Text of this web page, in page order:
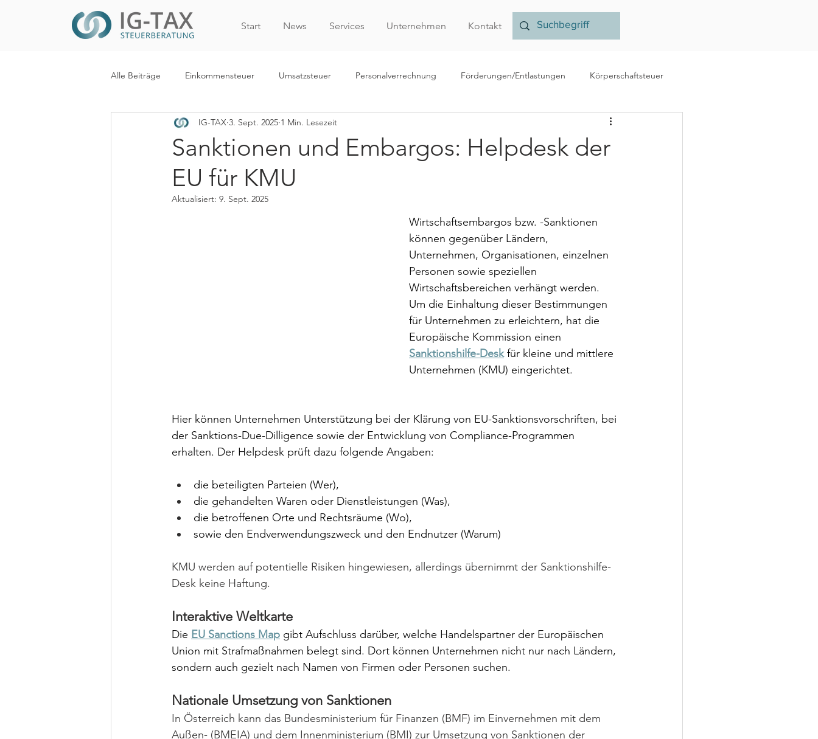
Start News Services Unternehmen Kontakt
Alle Beiträge Einkommensteuer Umsatzsteuer Personalverrechnung Förderungen/Entlastungen Körperschaftsteuer
Internationales Steuerrecht Rechnungslegung/Bilanzierung Ertragsteuer
Kapitalertragsteuer Nachhaltigkeit
Sanktionen und Embargos: Helpdesk der
EU für KMU
IG-TAX 3. Sept. 2025 1 Min. Lesezeit
Aktualisiert: 9. Sept. 2025
Wirtschaftsembargos bzw. -Sanktionen
können gegenüber Ländern,
Unternehmen, Organisationen, einzelnen
Personen sowie speziellen
Wirtschaftsbereichen verhängt werden.
Um die Einhaltung dieser Bestimmungen
für Unternehmen zu erleichtern, hat die
Europäische Kommission einen
Sanktionshilfe-Desk für kleine und mittlere
Unternehmen (KMU) eingerichtet.
Hier können Unternehmen Unterstützung bei der Klärung von EU-Sanktionsvorschriften, bei
der Sanktions-Due-Dilligence sowie der Entwicklung von Compliance-Programmen
erhalten. Der Helpdesk prüft dazu folgende Angaben:
die beteiligten Parteien (Wer),
die gehandelten Waren oder Dienstleistungen (Was),
die betroffenen Orte und Rechtsräume (Wo),
sowie den Endverwendungszweck und den Endnutzer (Warum)
KMU werden auf potentielle Risiken hingewiesen, allerdings übernimmt der Sanktionshilfe-
Desk keine Haftung.
Interaktive Weltkarte
Die EU Sanctions Map gibt Aufschluss darüber, welche Handelspartner der Europäischen
Union mit Strafmaßnahmen belegt sind. Dort können Unternehmen nicht nur nach Ländern,
sondern auch gezielt nach Namen von Firmen oder Personen suchen.
Nationale Umsetzung von Sanktionen
In Österreich kann das Bundesministerium für Finanzen (BMF) im Einvernehmen mit dem
Außen- (BMEIA) und dem Innenministerium (BMI) zur Umsetzung von Sanktionen der